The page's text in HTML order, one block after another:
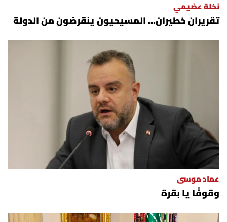
نخلة عضيمي
تقريران خطيران… المسيحيون ينقرضون من الدولة
عماد موسى
وقوفًا يا بقرة